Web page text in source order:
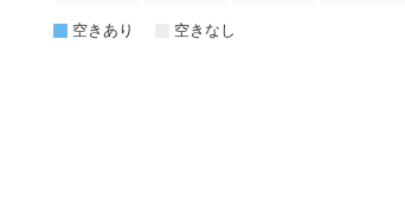
空きあり 空きなし